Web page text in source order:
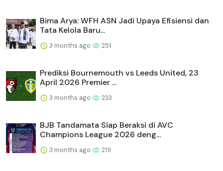
Bima Arya: WFH ASN Jadi Upaya Efisiensi dan
Tata Kelola Baru...
3 months ago 251
Prediksi Bournemouth vs Leeds United, 23
April 2026 Premier ...
3 months ago 233
BJB Tandamata Siap Beraksi di AVC
Champions League 2026 deng...
3 months ago 219